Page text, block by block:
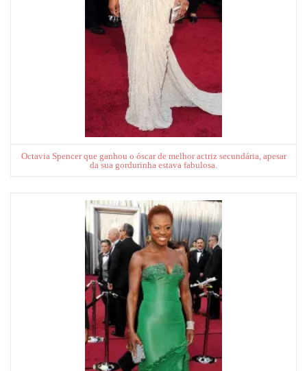
Octavia Spencer que ganhou o óscar de melhor actriz secundária, apesar
da sua gordurinha estava fabulosa.